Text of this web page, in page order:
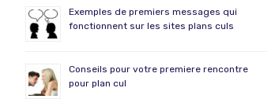
Exemples de premiers messages qui
fonctionnent sur les sites plans culs
Conseils pour votre premiere rencontre
pour plan cul